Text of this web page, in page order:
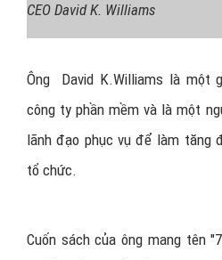
CEO David K. Williams
Ông David K.Williams là một
công ty phần mềm và là một
lãnh đạo phục vụ để làm tăng
tổ chức.
Cuốn sách của ông mang tên